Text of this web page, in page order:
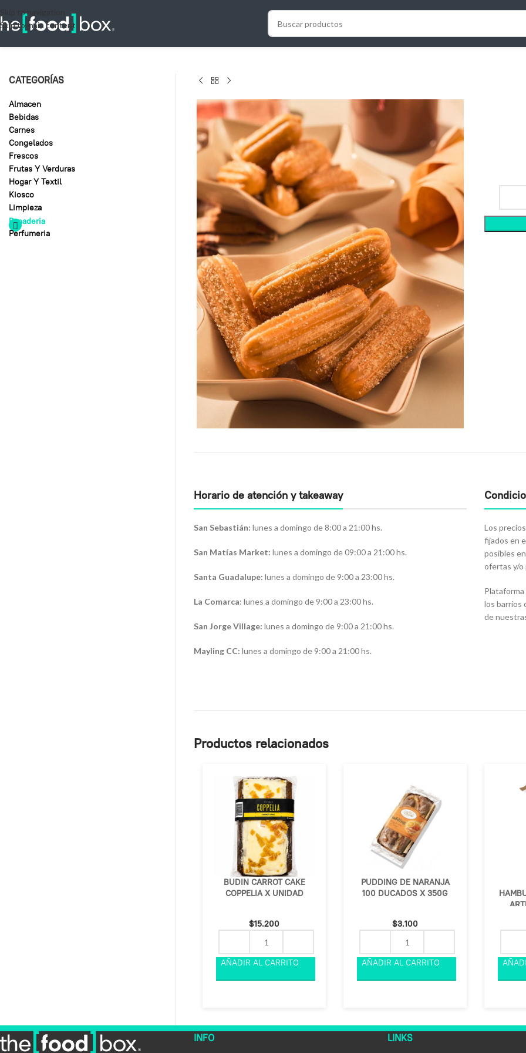
Skip to navigation
Skip to main content
CATEGORÍAS
Almacen
Bebidas
Carnes
Congelados
Frescos
Frutas Y Verduras
Hogar Y Textil
Kiosco
Limpieza
Panaderia
Perfumeria
Horario de atención y takeaway
San Sebastián: lunes a domingo de 8:00 a 21:00 hs.
San Matías Market: lunes a domingo de 09:00 a 21:00 hs.
Santa Guadalupe: lunes a domingo de 9:00 a 23:00 hs.
La Comarca: lunes a domingo de 9:00 a 23:00 hs.
San Jorge Village: lunes a domingo de 9:00 a 21:00 hs.
Mayling CC: lunes a domingo de 9:00 a 21:00 hs.
Los
fijados en
posibles
ofertas y/o
los barrios
de
Productos relacionados
BUDIN CARROT CAKE
COPPELIA X UNIDAD
$15.200
PUDDING DE NARANJA
100 DUCADOS X 350G
$3.100
INFO LINKS